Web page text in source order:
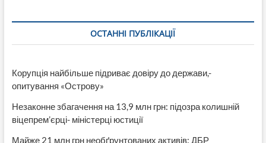
ОСТАННІ ПУБЛІКАЦІЇ
Корупція найбільше підриває довіру до держави,-
опитування «Острову»
Незаконне збагачення на 13,9 млн грн: підозра колишній
віцепрем’єрці- міністерці юстиції
Майже 21 млн грн необґрунтованих активів: ДБР